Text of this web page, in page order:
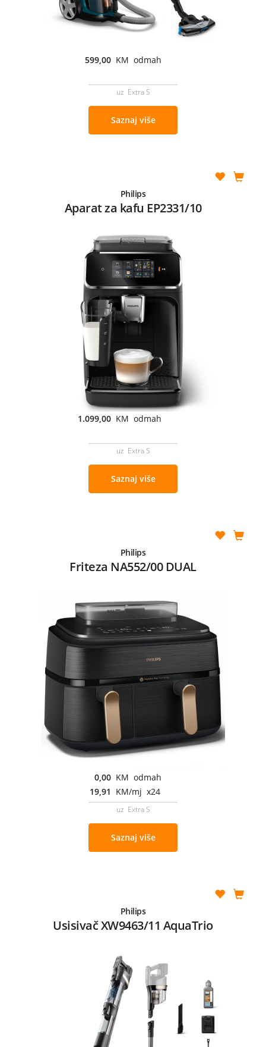
599,00 KM odmah
uz Extra S
Saznaj više
Philips
Aparat za kafu EP2331/10
1.099,00 KM odmah
uz Extra S
Saznaj više
Philips
Friteza NA552/00 DUAL
0,00 KM odmah
19,91 KM/mj x24
uz Extra S
Saznaj više
Philips
Usisivač XW9463/11 AquaTrio